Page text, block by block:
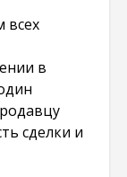
всех
в
сделки и